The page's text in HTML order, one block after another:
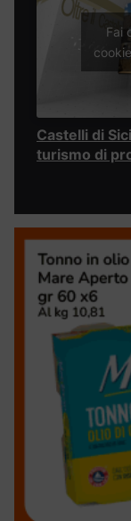
Fai
Castelli di
turismo di